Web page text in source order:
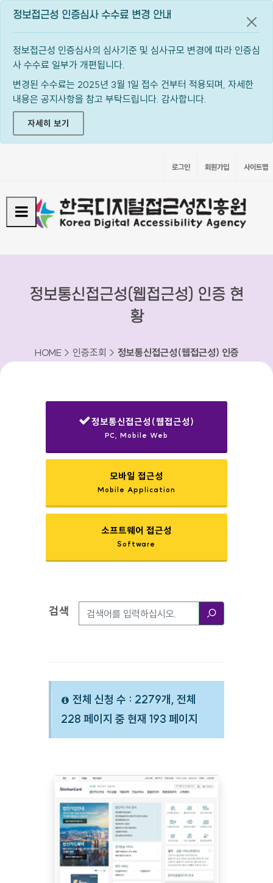
정보접근성 인증심사 수수료 변경 안내
정보접근성 인증심사의 심사기준 및 심사규모 변경에 따라 인증심
사 수수료 일부가 개편됩니다.
변경된 수수료는 2025년 3월 1일 접수 건부터 적용되며, 자세한
내용은 공지사항을 참고 부탁드립니다. 감사합니다.
자세히 보기
공지
로그인 회원가입 사이트맵
정보통신접근성(웹접근성) 인증 현
황
HOME > 인증조회 > 정보통신접근성(웹접근성) 인증
정보통신접근성(웹접근성)
PC, Mobile Web
모바일 접근성
Mobile Application
소프트웨어 접근성
Software
검색옵션
검색
전체 신청 수 : 2279개, 전체
228 페이지 중 현재 193 페이지